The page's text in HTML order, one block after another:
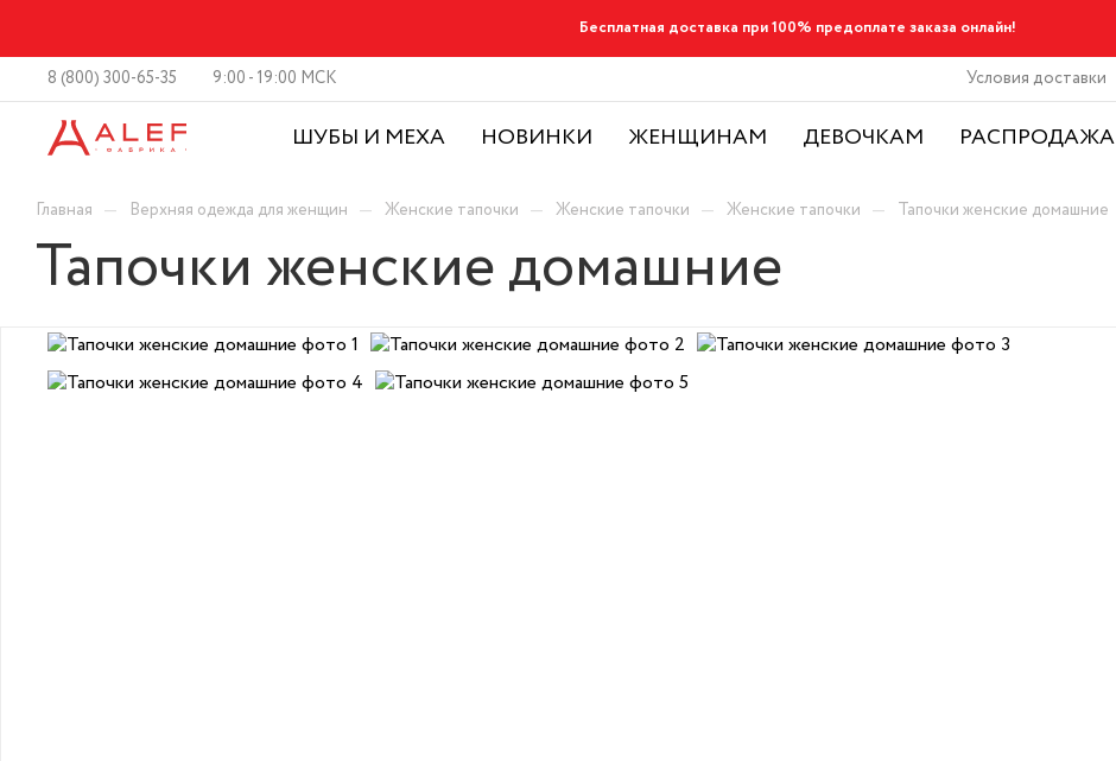
Бесплатная доставка при 100% предоплате заказа онлайн!
8 (800) 300-65-35 9:00 - 19:00 МСК Условия доставки
ШУБЫ И МЕХА НОВИНКИ ЖЕНЩИНАМ ДЕВОЧКАМ РАСПРОДАЖА
Главная — Верхняя одежда для женщин — Женские тапочки — Женские тапочки — Женские тапочки — Тапочки женские домашние
Тапочки женские домашние